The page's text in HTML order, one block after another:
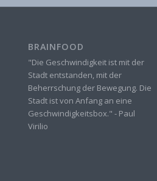
BRAINFOOD
"Die Geschwindigkeit ist mit der
Stadt entstanden, mit der
Beherrschung der Bewegung. Die
Stadt ist von Anfang an eine
Geschwindigkeitsbox." - Paul
Virilio